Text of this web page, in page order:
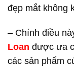
đẹp mắt không
– Chính điều
Loan được ưa
các sản phẩm